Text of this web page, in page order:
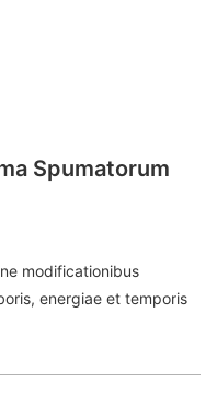
Spumatorum
modificationibus
energiae et temporis